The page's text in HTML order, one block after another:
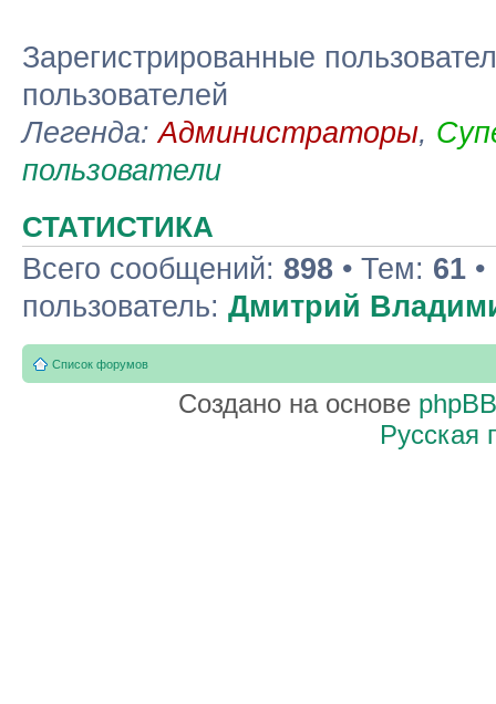
Зарегистрированные
пользователей
Легенда:Администраторы,
пользователи
СТАТИСТИКА
Всего сообщений: 898 • Тем: 61
пользователь: Дмитрий
Список форумов
Создано на основе phpBB
Русская